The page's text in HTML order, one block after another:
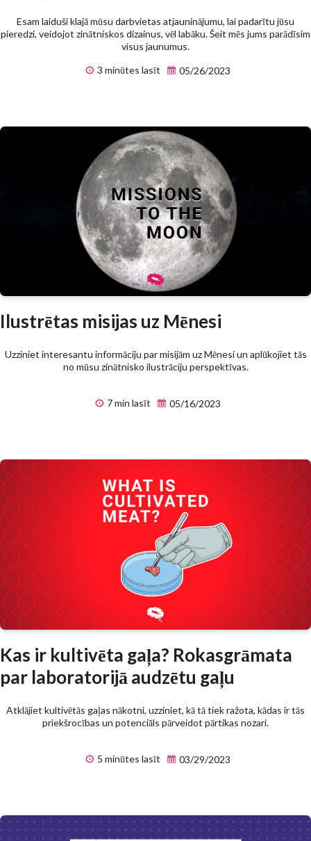
Esam laiduši klajā mūsu darbvietas atjauninājumu, lai padarītu jūsu
pieredzi, veidojot zinātniskos dizainus, vēl labāku. Šeit mēs jums parādīsim
visus jaunumus.
3 minūtes lasīt
05/26/2023
Ilustrētas misijas uz Mēnesi
Uzziniet interesantu informāciju par misijām uz Mēnesi un aplūkojiet tās
no mūsu zinātnisko ilustrāciju perspektīvas.
7 min lasīt 05/16/2023
Kas ir kultivēta gaļa? Rokasgrāmata
par laboratorijā audzētu gaļu
Atklājiet kultivētās gaļas nākotni, uzziniet, kā tā tiek ražota, kādas ir tās
priekšrocības un potenciāls pārveidot pārtikas nozari.
5 minūtes lasīt 03/29/2023